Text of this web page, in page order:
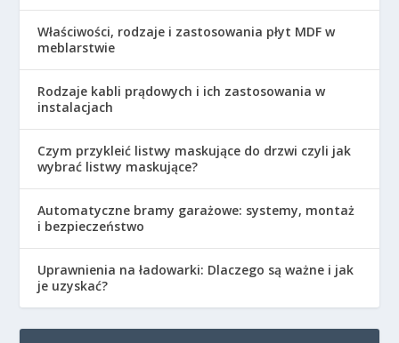
Właściwości, rodzaje i zastosowania płyt MDF w
meblarstwie
Rodzaje kabli prądowych i ich zastosowania w
instalacjach
Czym przykleić listwy maskujące do drzwi czyli jak
wybrać listwy maskujące?
Automatyczne bramy garażowe: systemy, montaż
i bezpieczeństwo
Uprawnienia na ładowarki: Dlaczego są ważne i jak
je uzyskać?